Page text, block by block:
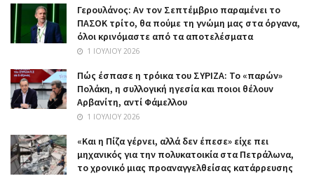
Γερουλάνος: Αν τον Σεπτέμβριο παραμένει το
ΠΑΣΟΚ τρίτο, θα πούμε τη γνώμη μας στα όργανα,
όλοι κρινόμαστε από τα αποτελέσματα
1 ΙΟΥΛΊΟΥ 2026
Πώς έσπασε η τρόικα του ΣΥΡΙΖΑ: Το «παρών»
Πολάκη, η συλλογική ηγεσία και ποιοι θέλουν
Αρβανίτη, αντί Φάμελλου
1 ΙΟΥΛΊΟΥ 2026
«Και η Πίζα γέρνει, αλλά δεν έπεσε» είχε πει
μηχανικός για την πολυκατοικία στα Πετράλωνα,
το χρονικό μιας προαναγγελθείσας κατάρρευσης